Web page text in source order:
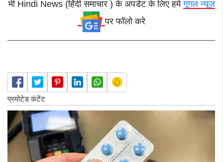
भी Hindi News (हिंदी समाचार ) के अपडेट के लिए हमेगूगल न्यूज़
पर फॉलो करे